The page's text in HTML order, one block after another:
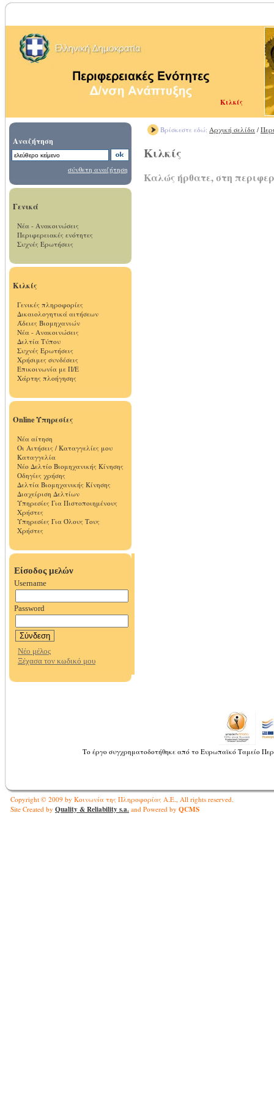
Κιλκίς
Αναζήτηση
σύνθετη αναζήτηση
Γενικά
Νέα - Ανακοινώσεις
Περιφερειακές ενότητες
Συχνές Ερωτήσεις
Κιλκίς
Γενικές πληροφορίες
Δικαιολογητικά αιτήσεων
Άδειες Βιομηχανιών
Νέα - Ανακοινώσεις
Δελτία Τύπου
Συχνές Ερωτήσεις
Χρήσιμες συνδέσεις
Επικοινωνία με Π/Ε
Χάρτης πλοήγησης
Online Υπηρεσίες
Νέα αίτηση
Οι Αιτήσεις / Καταγγελίες μου
Καταγγελία
Νέο Δελτίο Βιομηχανικής Κίνησης
Οδηγίες χρήσης
Δελτία Βιομηχανικής Κίνησης
Διαχείριση Δελτίων
Υπηρεσίες Για Πιστοποιημένους
Χρήστες
Υπηρεσίες Για Όλους Τους
Χρήστες
Βρίσκεστε εδώ: Αρχική σελίδα /
Κιλκίς
Καλώς ήρθατε, στη
Το έργο συγχρηματοδοτήθηκε από το Ευρωπαϊκό Ταμείο
Copyright © 2009 by Κοινωνία της Πληροφορίας Α.Ε., All rights reserved.
Site Created by Quality & Reliability s.a. and Powered by QCMS